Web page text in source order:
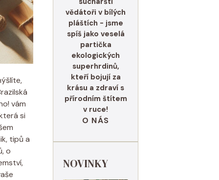
vám
si
tipů a
o
vědátoři v bílých
pláštích - jsme
spíš jako veselá
partička
ekologických
superhrdinů,
kteří bojují za
krásu a zdraví s
přírodním štítem
v ruce!
O NÁS
NOVINKY